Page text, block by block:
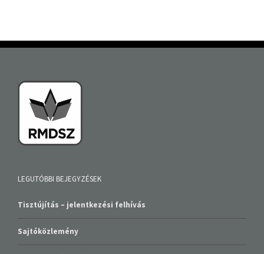
LEGUTÓBBI BEJEGYZÉSEK
Tisztújítás – jelentkezési felhívás
Sajtóközlemény